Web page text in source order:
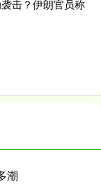
击？伊朗官员称
潮